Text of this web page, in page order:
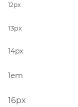
12px
13px
14px
1em
16px